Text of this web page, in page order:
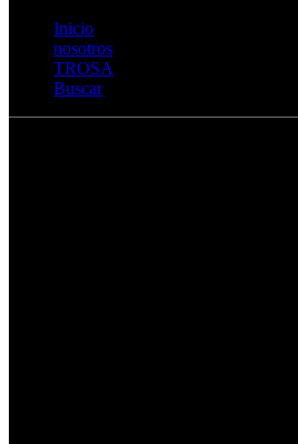
Inicio
nosotros
TROSA
Buscar